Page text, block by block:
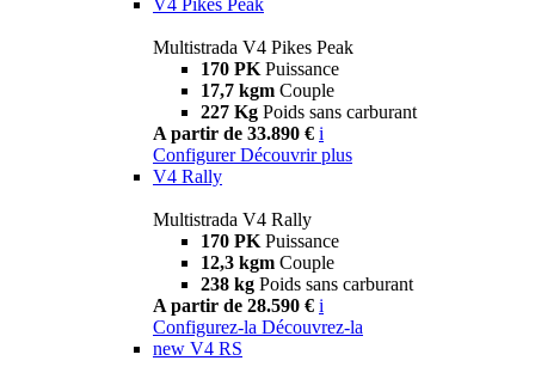
Multistrada V4 Pikes Peak
170 PK Puissance
17,7 kgm Couple
227 Kg Poids sans carburant
A partir de 33.890 € i
Configurer Découvrir plus
V4 Rally
Multistrada V4 Rally
170 PK Puissance
12,3 kgm Couple
238 kg Poids sans carburant
A partir de 28.590 € i
Configurez-la Découvrez-la
new V4 RS